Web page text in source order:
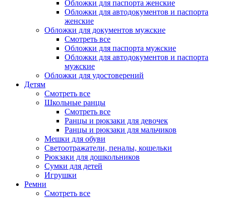
Обложки для паспорта женские
Обложки для автодокументов и паспорта
женские
Обложки для документов мужские
Смотреть все
Обложки для паспорта мужские
Обложки для автодокументов и паспорта
мужские
Обложки для удостоверений
Детям
Смотреть все
Школьные ранцы
Смотреть все
Ранцы и рюкзаки для девочек
Ранцы и рюкзаки для мальчиков
Мешки для обуви
Светоотражатели, пеналы, кошельки
Рюкзаки для дошкольников
Сумки для детей
Игрушки
Ремни
Смотреть все